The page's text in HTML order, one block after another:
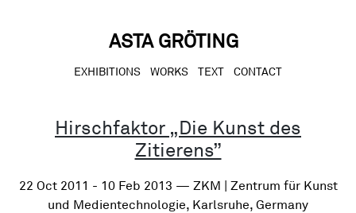
ASTA GRÖTING
EXHIBITIONS WORKS TEXT CONTACT
Hirschfaktor „Die Kunst des
Zitierens”
22 Oct 2011 - 10 Feb 2013 — ZKM | Zentrum für Kunst
und Medientechnologie, Karlsruhe, Germany